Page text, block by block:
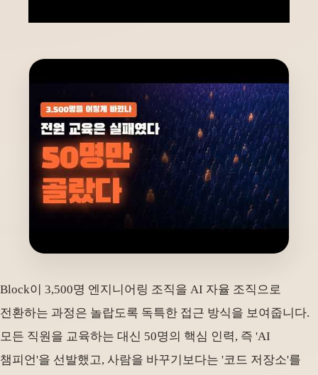
Block이 3,500명 엔지니어링 조직을 AI 자율 조직으로
전환하는 과정은 놀랍도록 독특한 접근 방식을 보여줍니다.
모든 직원을 교육하는 대신 50명의 핵심 인력, 즉 'AI
챔피언'을 선발했고, 사람을 바꾸기보다는 '코드 저장소'를